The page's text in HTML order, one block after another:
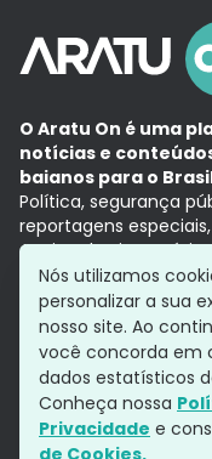
O Aratu On é uma
notícias e
baianos para o
Política, segurança
reportagens
Aqui, tudo vira
com a credibilidade
Grupo Aratu
Siga-nos
Nós utilizamos
personalizar a sua
nosso site. Ao
você concorda em
dados estatísticos
Conheça nossa
Privacidade e
de Cookies.